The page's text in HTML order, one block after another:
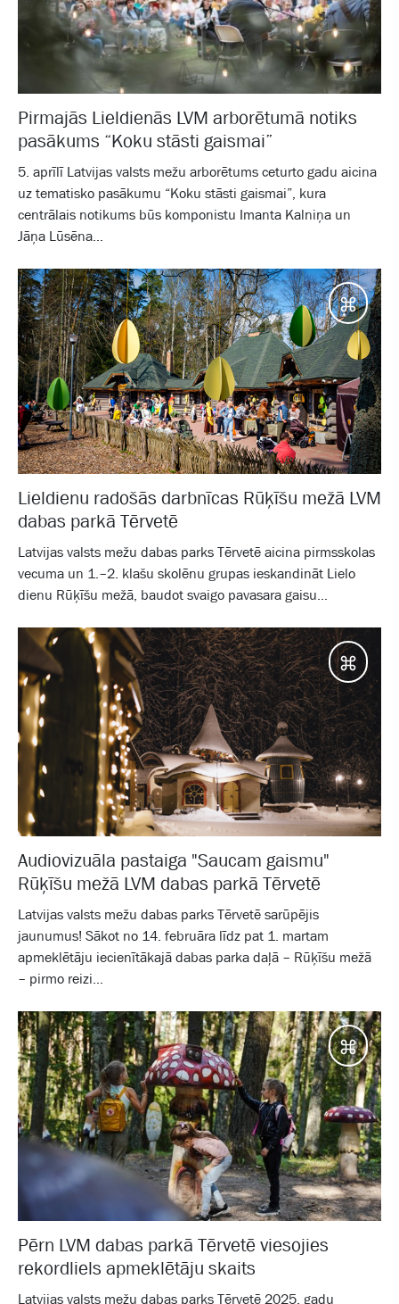
Pirmajās Lieldienās LVM arborētumā notiks
pasākums “Koku stāsti gaismai”
5. aprīlī Latvijas valsts mežu arborētums ceturto gadu aicina
uz tematisko pasākumu “Koku stāsti gaismai”, kura
centrālais notikums būs komponistu Imanta Kalniņa un
Jāņa Lūsēna...
Lieldienu radošās darbnīcas Rūķīšu mežā LVM
dabas parkā Tērvetē
Latvijas valsts mežu dabas parks Tērvetē aicina pirmsskolas
vecuma un 1.–2. klašu skolēnu grupas ieskandināt Lielo
dienu Rūķīšu mežā, baudot svaigo pavasara gaisu...
Audiovizuāla pastaiga "Saucam gaismu"
Rūķīšu mežā LVM dabas parkā Tērvetē
Latvijas valsts mežu dabas parks Tērvetē sarūpējis
jaunumus! Sākot no 14. februāra līdz pat 1. martam
apmeklētāju iecienītākajā dabas parka daļā – Rūķīšu mežā
– pirmo reizi...
Pērn LVM dabas parkā Tērvetē viesojies
rekordliels apmeklētāju skaits
Latvijas valsts mežu dabas parks Tērvetē 2025. gadu